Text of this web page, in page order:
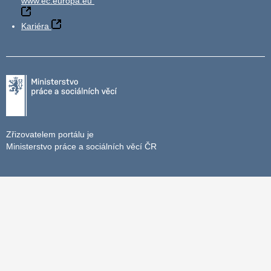
Kariéra
Zřizovatelem portálu je
Ministerstvo práce a sociálních věcí ČR